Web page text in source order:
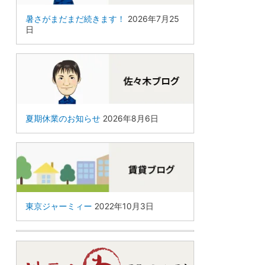
暑さがまだまだ続きます！
2026年7月25
日
夏期休業のお知らせ 2026年8月6日
東京ジャーミィー 2022年10月3日